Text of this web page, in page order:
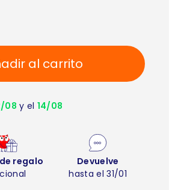
al carrito
08 y el 14/08
regalo
Devuelve
hasta el 31/01